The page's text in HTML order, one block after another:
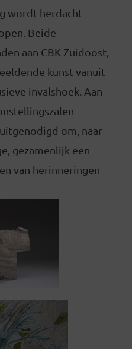
wordt herdacht
Beide
aan CBK Zuidoost,
kunst vanuit
invalshoek. Aan
om, naar
gezamenlijk een
van herinneringen